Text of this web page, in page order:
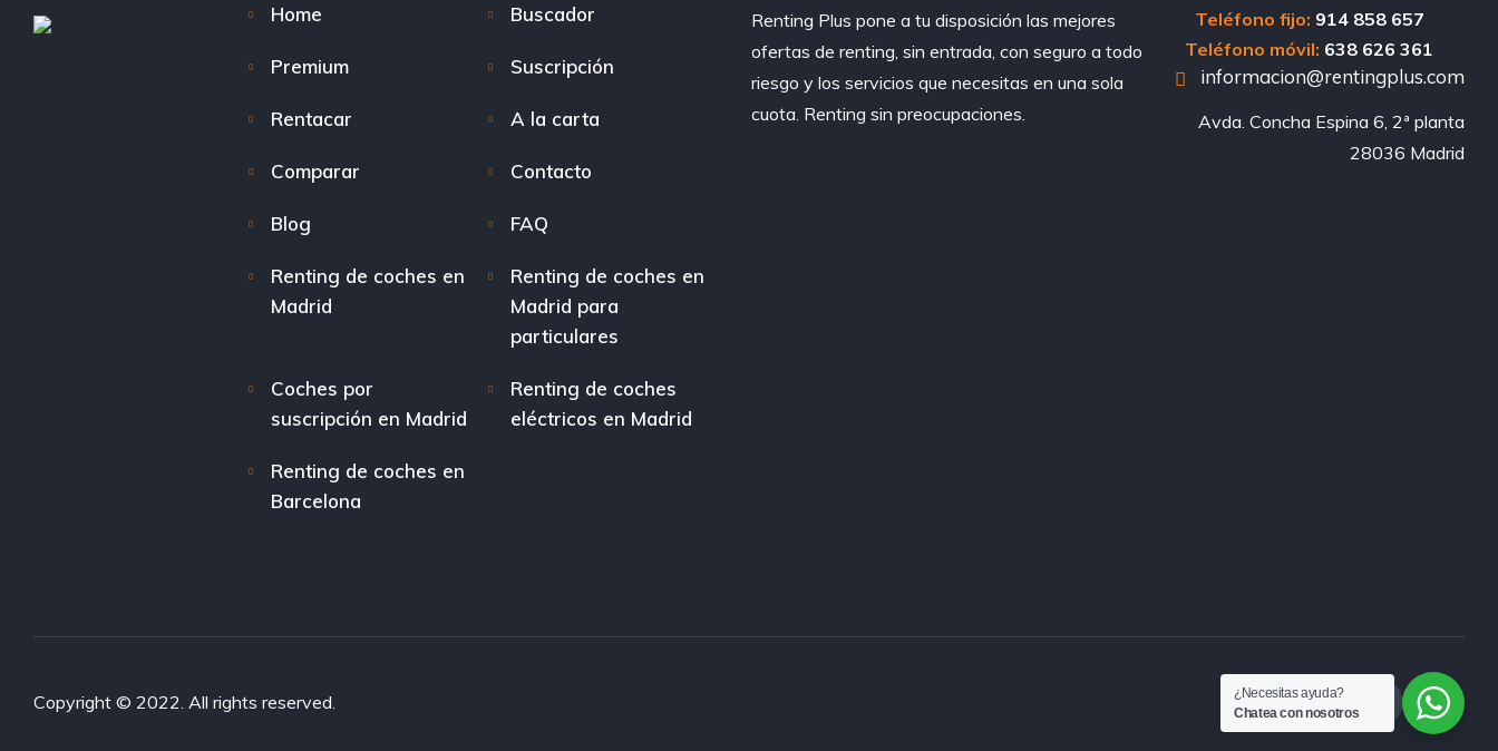
Home Buscador
Premium Suscripción
Rentacar A la carta
Comparar Contacto
Blog FAQ
Renting de coches en
Madrid
Renting de coches en
Madrid para
particulares
Coches por
suscripción en Madrid
Renting de coches
eléctricos en Madrid
Renting de coches en
Barcelona
Renting Plus pone a tu disposición las mejores
ofertas de renting, sin entrada, con seguro a todo
riesgo y los servicios que necesitas en una sola
cuota. Renting sin preocupaciones.
Teléfono fijo: 914 858 657
Teléfono móvil: 638 626 361
informacion@rentingplus.com
Avda. Concha Espina 6, 2ª planta
28036 Madrid
Copyright © 2022. All rights reserved.
¿Necesitas ayuda?
Chatea con nosotros